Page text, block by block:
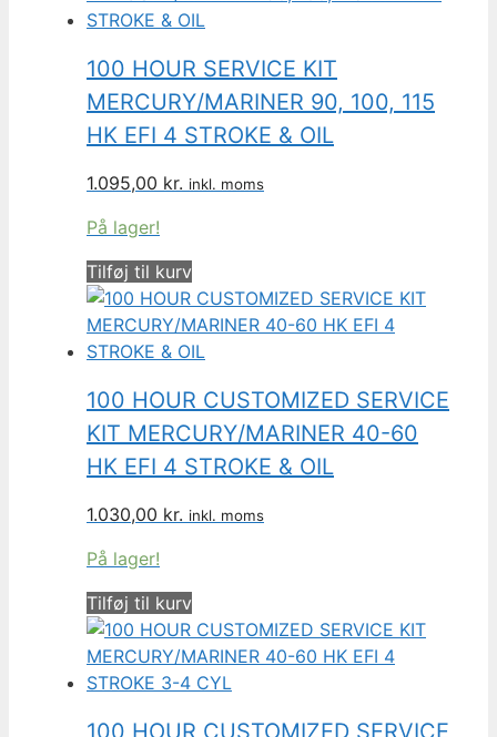
100 HOUR SERVICE KIT
MERCURY/MARINER 90, 100, 115
HK EFI 4 STROKE & OIL
1.095,00 kr. inkl. moms
På lager!
Tilføj til kurv
100 HOUR CUSTOMIZED SERVICE
KIT MERCURY/MARINER 40-60
HK EFI 4 STROKE & OIL
1.030,00 kr. inkl. moms
På lager!
Tilføj til kurv
100 HOUR CUSTOMIZED SERVICE